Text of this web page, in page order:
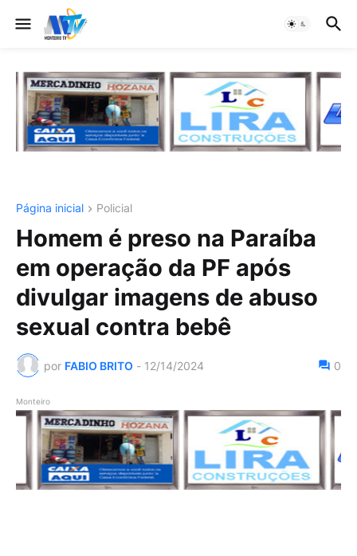
Página inicial Policial
Homem é preso na Paraíba
em operação da PF após
divulgar imagens de abuso
sexual contra bebê
por FABIO BRITO - 12/14/2024 0
Monteiro